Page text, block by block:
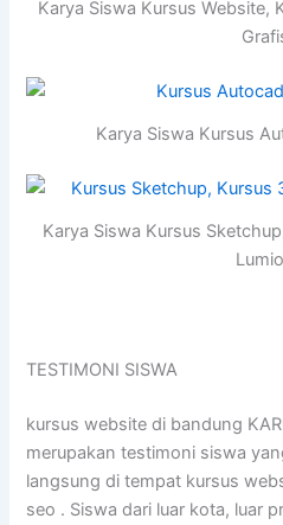
Karya Siswa Kursus Website,
Karya Siswa Kursus
Karya Siswa Kursus
TESTIMONI SISWA
kursus website di bandung
merupakan testimoni siswa
langsung di tempat kursus
seo . Siswa dari luar kota, luar